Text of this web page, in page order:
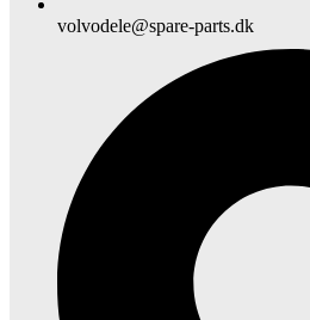
volvodele@spare-parts.dk